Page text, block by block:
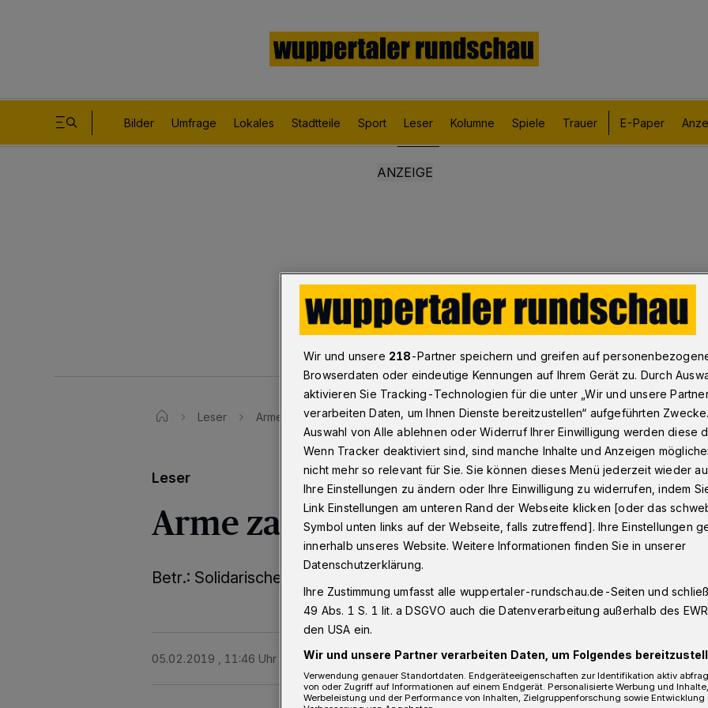
Bilder Umfrage Lokales Stadtteile Sport Leser Kolumne Spiele Trauer E-Paper
Leser Arme zahlen mehr dafür
Leser
Arme zahlen mehr dafür
Betr.: Solidarisches Bürgerticket
05.02.2019 , 11:46 Uhr Eine Minute Lesezeit
Wir und unsere 218-Partner speichern und greifen auf
Browserdaten oder eindeutige Kennungen auf Ihrem Gerät zu. Durch
aktivieren Sie Tracking-Technologien für die unter „Wir und unsere
verarbeiten Daten, um Ihnen Dienste bereitzustellen“ aufgeführten
Auswahl von Alle ablehnen oder Widerruf Ihrer Einwilligung werden diese
Wenn Tracker deaktiviert sind, sind manche Inhalte und Anzeigen
nicht mehr so relevant für Sie. Sie können dieses Menü jederzeit wieder
Ihre Einstellungen zu ändern oder Ihre Einwilligung zu widerrufen, indem
Link Einstellungen am unteren Rand der Webseite klicken [oder das
Symbol unten links auf der Webseite, falls zutreffend]. Ihre Einstellungen
innerhalb unseres Website. Weitere Informationen finden Sie in unserer
Datenschutzerklärung.
Ihre Zustimmung umfasst alle wuppertaler-rundschau.de-Seiten und
49 Abs. 1 S. 1 lit. a DSGVO auch die Datenverarbeitung außerhalb des
den USA ein.
Wir und unsere Partner verarbeiten Daten, um Folgendes
Verwendung genauer Standortdaten. Endgeräteeigenschaften zur Identifikation aktiv
von oder Zugriff auf Informationen auf einem Endgerät. Personalisierte Werbung und
Werbeleistung und der Performance von Inhalten, Zielgruppenforschung sowie Entwicklung